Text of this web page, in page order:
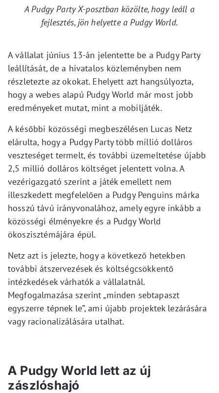
A Pudgy Party X-posztban közölte, hogy leáll a
fejlesztés, jön helyette a Pudgy World.
A vállalat június 13-án jelentette be a Pudgy Party
leállítását, de a hivatalos közleményben nem
részletezte az okokat. Ehelyett azt hangsúlyozta,
hogy a webes alapú Pudgy World már most jobb
eredményeket mutat, mint a mobiljáték.
A későbbi közösségi megbeszélésen Lucas Netz
elárulta, hogy a Pudgy Party több millió dolláros
veszteséget termelt, és további üzemeltetése újabb
2,5 millió dolláros költséget jelentett volna. A
vezérigazgató szerint a játék emellett nem
illeszkedett megfelelően a Pudgy Penguins márka
hosszú távú irányvonalához, amely egyre inkább a
közösségi élményekre és a Pudgy World
ökoszisztémájára épül.
Netz azt is jelezte, hogy a következő hetekben
további átszervezések és költségcsökkentő
intézkedések várhatók a vállalatnál.
Megfogalmazása szerint „minden sebtapaszt
egyszerre tépnek le”, ami újabb projektek lezárására
vagy racionalizálására utalhat.
A Pudgy World lett az új
zászlóshajó